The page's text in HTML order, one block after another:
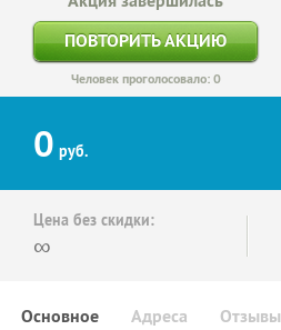
ПОВТОРИТЬ АКЦИЮ
Человек проголосовало: 0
0 руб.
Цена без скидки:
∞
Основное Отзывы
Адреса